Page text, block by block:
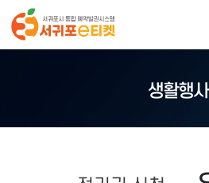
생활행사